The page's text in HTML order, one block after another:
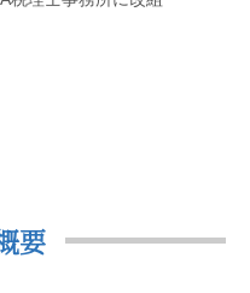
要